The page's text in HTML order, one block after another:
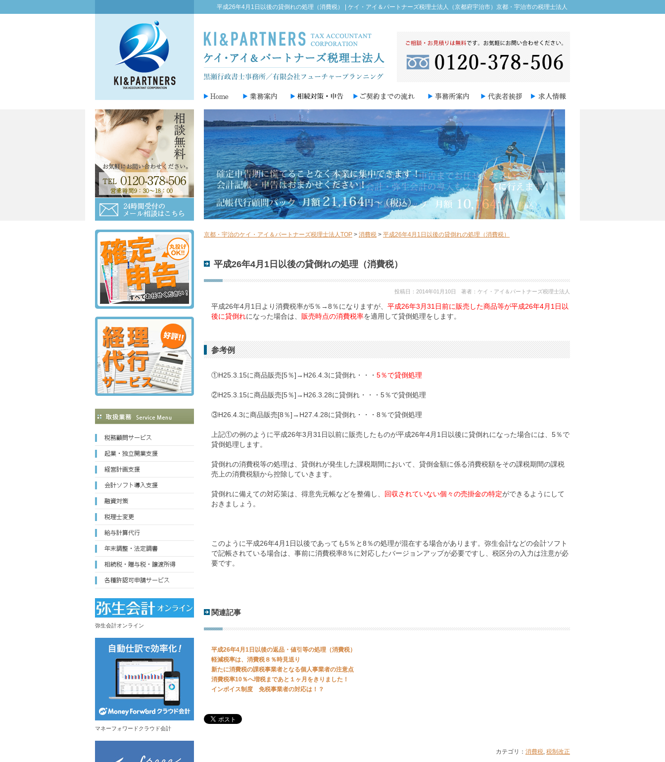
平成26年4月1日以後の貸倒れの処理（消費税） | ケイ・アイ＆パートナーズ税理士法人（京都府宇治市）京都・宇治市の税理士法人
京都・宇治のケイ・アイ＆パートナーズ税理士法人TOP > 消費税 > 平成26年4月1日以後の貸倒れの処理（消費税）
平成26年4月1日以後の貸倒れの処理（消費税）
著者： ケイ・アイ＆パートナーズ税理士法人
投稿日：2014年01月10日
平成26年4月1日より消費税率が5％→8％になりますが、 平成26年3月31日前に販売した商品等が平成26年4月1日以
後に貸倒れになった場合は、 販売時点の消費税率を適用して貸倒処理をします。
参考例
①H25.3.15に商品販売[5％]→H26.4.3に貸倒れ・・・ 5％で貸倒処理
②H25.3.15に商品販売[5％]→H26.3.28に貸倒れ・・・5％で貸倒処理
③H26.4.3に商品販売[8％]→H27.4.28に貸倒れ・・・8％で貸倒処理
上記①の例のように平成26年3月31日以前に販売したものが平成26年4月1日以後に貸倒れになった場合には、5％で
貸倒処理します。
貸倒れの消費税等の処理は、貸倒れが発生した課税期間において、貸倒金額に係る消費税額をその課税期間の課税
売上の消費税額から控除していきます。
貸倒れに備えての対応策は、得意先元帳などを整備し、 回収されていない個々の売掛金の特定ができるようにして
おきましょう。
このように平成26年4月1日以後であっても5％と8％の処理が混在する場合があります。弥生会計などの会計ソフト
で記帳されている場合は、事前に消費税率8％に対応したバージョンアップが必要ですし、税区分の入力は注意が必
要です。
関連記事
平成26年4月1日以後の返品・値引等の処理（消費税）
軽減税率は、消費税８％時見送り
新たに消費税の課税事業者となる個人事業者の注意点
消費税率10％へ増税まであと１ヶ月をきりました！
インボイス制度 免税事業者の対応は！？
カテゴリ： 消費税, 税制改正
弥生会計オンライン
マネーフォワードクラウド会計